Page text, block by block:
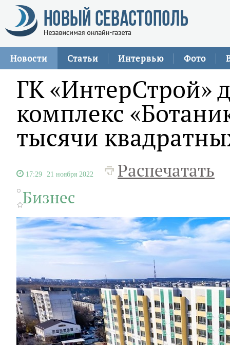
Новости Статьи Интервью Фото
ГК «ИнтерСтрой»
комплекс
тысячи
17:29 21 ноября 2022 Распечатать
Бизнес